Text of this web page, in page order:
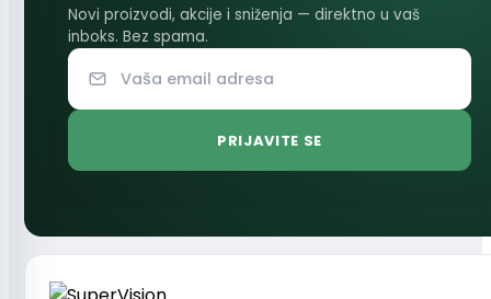
Novi proizvodi, akcije i sniženja — direktno u vaš
inboks. Bez spama.